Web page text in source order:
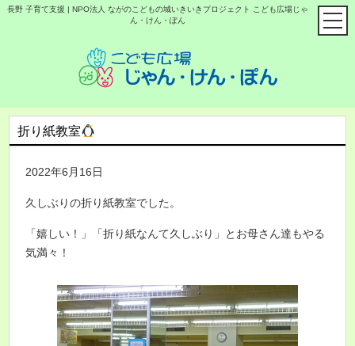
長野 子育て支援 | NPO法人 ながのこどもの城いきいきプロジェクト こども広場じゃ
ん・けん・ぽん
折り紙教室
2022年6月16日
久しぶりの折り紙教室でした。
「嬉しい！」「折り紙なんて久しぶり」とお母さん達もやる
気満々！